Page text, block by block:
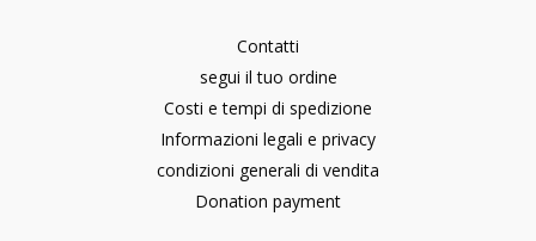
Contatti
segui il tuo ordine
Costi e tempi di spedizione
Informazioni legali e privacy
condizioni generali di vendita
Donation payment